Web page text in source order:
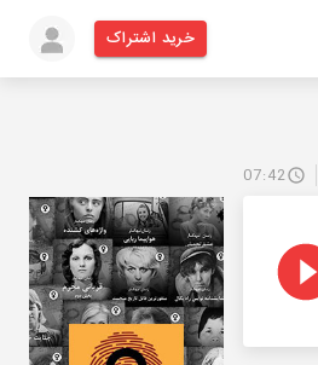
خرید اشتراک
07:42